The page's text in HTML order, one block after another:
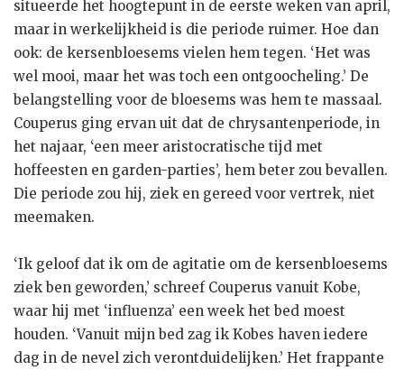
situeerde het hoogtepunt in de eerste weken van april,
maar in werkelijkheid is die periode ruimer. Hoe dan
ook: de kersenbloesems vielen hem tegen. ‘Het was
wel mooi, maar het was toch een ontgoocheling.’ De
belangstelling voor de bloesems was hem te massaal.
Couperus ging ervan uit dat de chrysantenperiode, in
het najaar, ‘een meer aristocratische tijd met
hoffeesten en garden-parties’, hem beter zou bevallen.
Die periode zou hij, ziek en gereed voor vertrek, niet
meemaken.
‘Ik geloof dat ik om de agitatie om de kersenbloesems
ziek ben geworden,’ schreef Couperus vanuit Kobe,
waar hij met ‘influenza’ een week het bed moest
houden. ‘Vanuit mijn bed zag ik Kobes haven iedere
dag in de nevel zich verontduidelijken.’ Het frappante